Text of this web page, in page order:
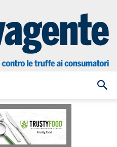
Salvagente